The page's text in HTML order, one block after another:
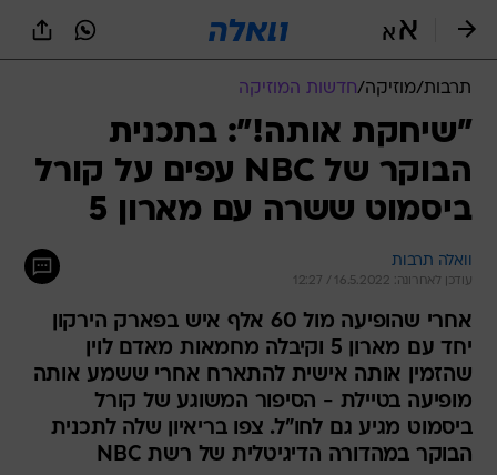
תרבות/מוזיקה/חדשות המוזיקה
"שיחקת אותה!": בתכנית
הבוקר של NBC עפים על קורל
ביסמוט ששרה עם מארון 5
וואלה תרבות
עודכן לאחרונה: 16.5.2022 / 12:27
אחרי שהופיעה מול 60 אלף איש בפארק הירקון
יחד עם מארון 5 וקיבלה מחמאות מאדם לוין
שהזמין אותה אישית להתארח אחרי ששמע אותה
מופיעה בטיילת - הסיפור המשוגע של קורל
ביסמוט מגיע גם לחו"ל. צפו בריאיון שלה לתכנית
הבוקר במהדורה הדיגיטלית של רשת NBC